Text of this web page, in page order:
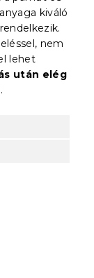
kiváló
nem
lehet
után elég